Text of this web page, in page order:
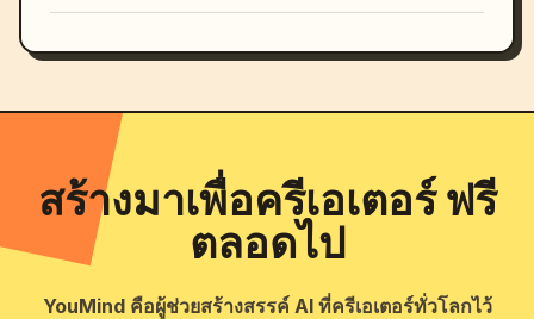
สร้างมาเพื่อครีเอเตอร์ ฟรี
ตลอดไป
YouMind คือผู้ช่วยสร้างสรรค์ AI ที่ครีเอเตอร์ทั่วโลกไว้